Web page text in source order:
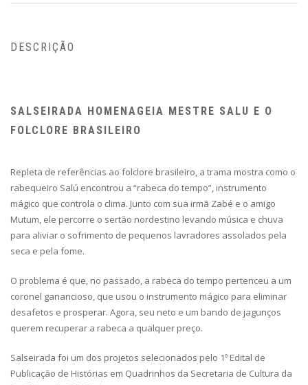
DESCRIÇÃO
SALSEIRADA HOMENAGEIA MESTRE SALU E O
FOLCLORE BRASILEIRO
Repleta de referências ao folclore brasileiro, a trama mostra como o
rabequeiro Salú encontrou a “rabeca do tempo”, instrumento
mágico que controla o clima. Junto com sua irmã Zabé e o amigo
Mutum, ele percorre o sertão nordestino levando música e chuva
para aliviar o sofrimento de pequenos lavradores assolados pela
seca e pela fome.
O problema é que, no passado, a rabeca do tempo pertenceu a um
coronel ganancioso, que usou o instrumento mágico para eliminar
desafetos e prosperar. Agora, seu neto e um bando de jagunços
querem recuperar a rabeca a qualquer preço.
Salseirada foi um dos projetos selecionados pelo 1º Edital de
Publicação de Histórias em Quadrinhos da Secretaria de Cultura da